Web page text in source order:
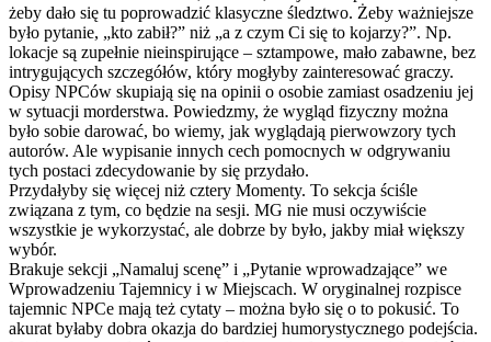
żeby dało się tu poprowadzić klasyczne śledztwo. Żeby ważniejsze
było pytanie, „kto zabił?” niż „a z czym Ci się to kojarzy?”. Np.
lokacje są zupełnie nieinspirujące – sztampowe, mało zabawne, bez
intrygujących szczegółów, który mogłyby zainteresować graczy.
Opisy NPCów skupiają się na opinii o osobie zamiast osadzeniu jej
w sytuacji morderstwa. Powiedzmy, że wygląd fizyczny można
było sobie darować, bo wiemy, jak wyglądają pierwowzory tych
autorów. Ale wypisanie innych cech pomocnych w odgrywaniu
tych postaci zdecydowanie by się przydało.
Przydałyby się więcej niż cztery Momenty. To sekcja ściśle
związana z tym, co będzie na sesji. MG nie musi oczywiście
wszystkie je wykorzystać, ale dobrze by było, jakby miał większy
wybór.
Brakuje sekcji „Namaluj scenę” i „Pytanie wprowadzające” we
Wprowadzeniu Tajemnicy i w Miejscach. W oryginalnej rozpisce
tajemnic NPCe mają też cytaty – można było się o to pokusić. To
akurat byłaby dobra okazja do bardziej humorystycznego podejścia.